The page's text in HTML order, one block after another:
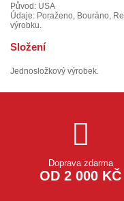
Původ: USA
Údaje: Poraženo, Bouráno,
výrobku.
Složení
Jednosložkový výrobek.
Doprava zdarma
OD 2 000 KČ